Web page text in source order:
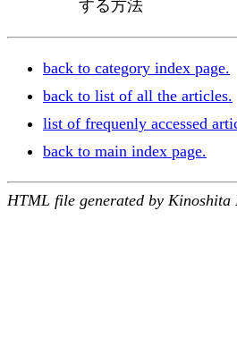
する方法
back to category index page.
back to list of all the articles.
list of frequenly accessed
back to main index page.
HTML file generated by Kinoshita